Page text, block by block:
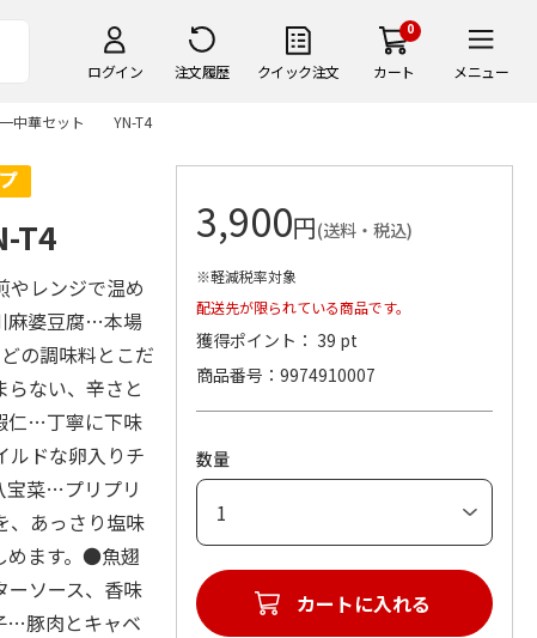
ログイン 注文履歴 クイック注文
0
カート メニュー
一中華セット YN-T4
T4
やレンジで温め
麻婆豆腐…本場
の調味料とこだ
ない、辛さと
仁…丁寧に下味
ルドな卵入りチ
宝菜…プリプリ
、あっさり塩味
めます。●魚翅
ソース、香味
…豚肉とキャベ
3,900円(送料・税込)
※軽減税率対象
配送先が限られている商品です。
獲得ポイント： 39 pt
商品番号
9974910007
数量
カートに入れる